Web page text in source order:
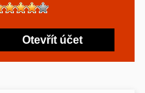
Otevřít účet